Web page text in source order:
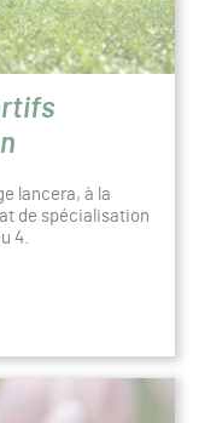
lancera, à la
de spécialisation
4.